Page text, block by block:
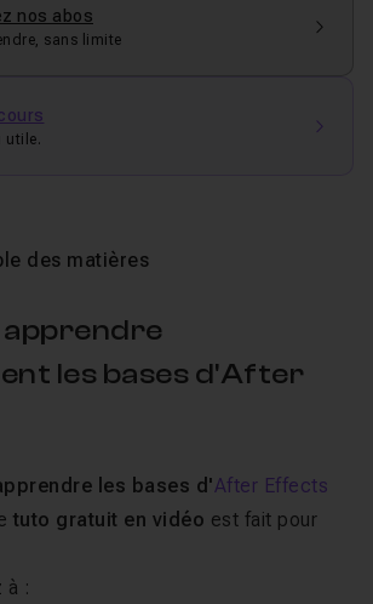
nos abos
sans limite
utile.
des matières
les bases d'After
les bases d'After Effects
tuto gratuit en vidéo est fait pour
à :